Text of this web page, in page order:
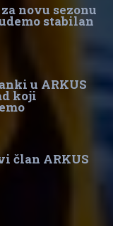
novu sezonu
stabilan
u ARKUS
koji
član ARKUS